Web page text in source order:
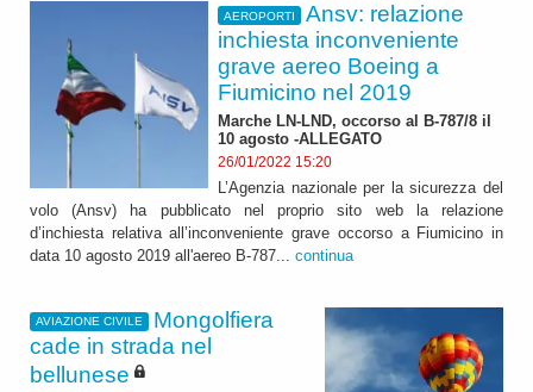
AEROPORTI
Ansv: relazione
inchiesta inconveniente
grave aereo Boeing a
Fiumicino nel 2019
Marche LN-LND, occorso al B-787/8 il
10 agosto -ALLEGATO
26/01/2022 15:20
L’Agenzia nazionale per la sicurezza del
volo (Ansv) ha pubblicato nel proprio sito web la relazione
d’inchiesta relativa all’inconveniente grave occorso a Fiumicino in
data 10 agosto 2019 all'aereo B-787... continua
AVIAZIONE CIVILE
Mongolfiera
cade in strada nel
bellunese